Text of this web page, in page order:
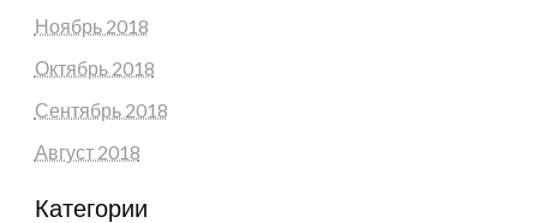
Ноябрь 2018
Октябрь 2018
Сентябрь 2018
Август 2018
Категории